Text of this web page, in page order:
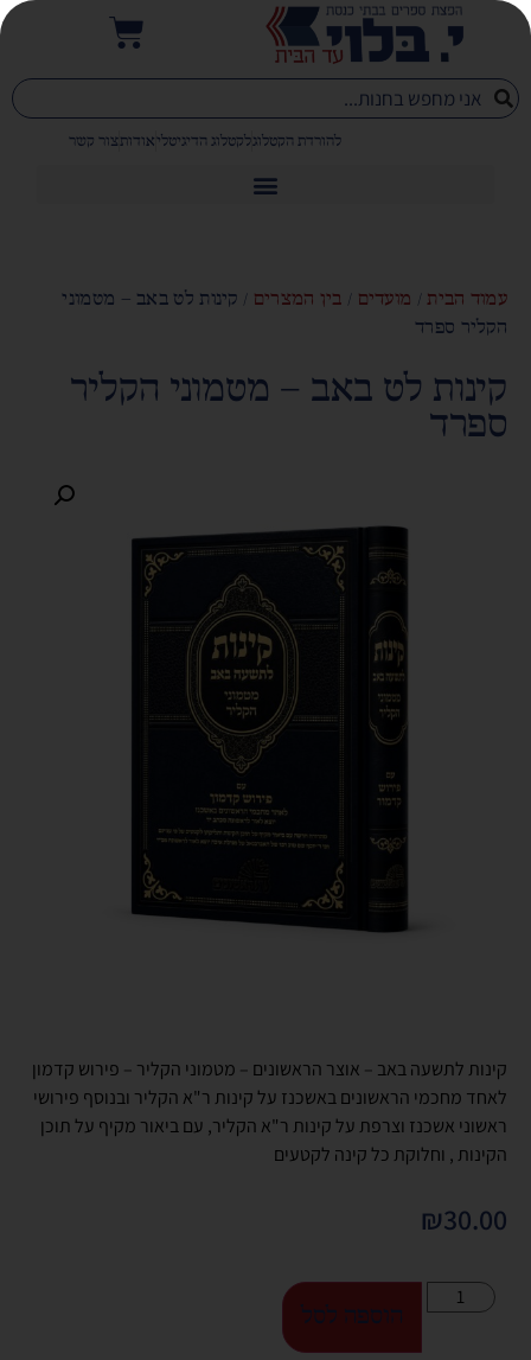
להורדת הקטלוגלקטלוג הדיגיטליאודותצור קשר
עמוד הבית/ מועדים / בין המצרים / קינות לט באב – מטמוני
הקליר ספרד
קינות לט באב – מטמוני הקליר
ספרד
קינות לתשעה באב – אוצר הראשונים – מטמוני הקליר – פירוש קדמון
לאחד מחכמי הראשונים באשכנז על קינות ר"א הקליר ובנוסף פירושי
ראשוני אשכנז וצרפת על קינות ר"א הקליר, עם ביאור מקיף על תוכן
הקינות , וחלוקת כל קינה לקטעים
₪30.00
הוספה לסל